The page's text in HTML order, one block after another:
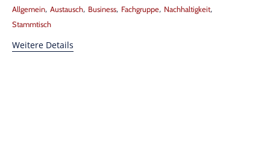
Tags
Allgemein, Austausch, Business, Fachgruppe, Nachhaltigkeit,
Stammtisch
Weitere Details